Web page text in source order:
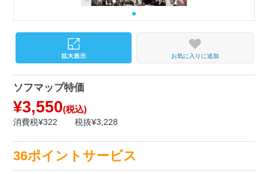
お気に入りに追加
ソフマップ特価
¥3,550(税込)
消費税¥322 税抜¥3,228
36ポイントサービス